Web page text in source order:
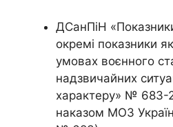
ДСанПіН
окремі показники
умовах воєнного
надзвичайних
характеру» № 683-
наказом МОЗ